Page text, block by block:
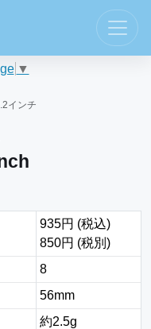
▼
インチ
935円 (税込)
850円 (税別)
8
56mm
約2.5g